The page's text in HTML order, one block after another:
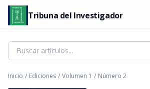
Tribuna del Investigador
Inicio / Ediciones / Volumen 1 / Número 2